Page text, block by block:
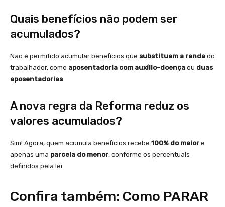
Quais benefícios não podem ser
acumulados?
Não é permitido acumular benefícios que substituem a renda do
trabalhador, como aposentadoria com auxílio-doença ou duas
aposentadorias.
A nova regra da Reforma reduz os
valores acumulados?
Sim! Agora, quem acumula benefícios recebe 100% do maior e
apenas uma parcela do menor, conforme os percentuais
definidos pela lei.
Confira também: Como PARAR